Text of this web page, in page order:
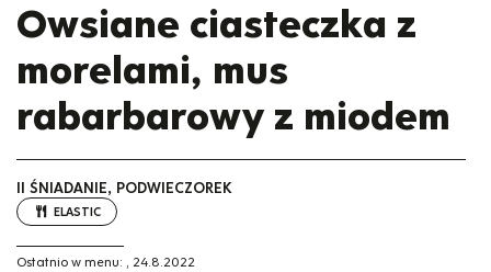
Owsiane ciasteczka z
morelami, mus
rabarbarowy z miodem
II ŚNIADANIE, PODWIECZOREK
ELASTIC
Ostatnio w menu: , 24.8.2022